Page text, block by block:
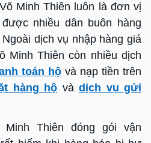
Minh Thiên luôn là đơn vị
nhiều dân buôn hàng
dịch vụ nhập hàng giá
Minh Thiên còn nhiều dịch
toán hộ và nạp tiền trên
hàng hộ vàdịch vụ gửi
Thiên đóng gói vận